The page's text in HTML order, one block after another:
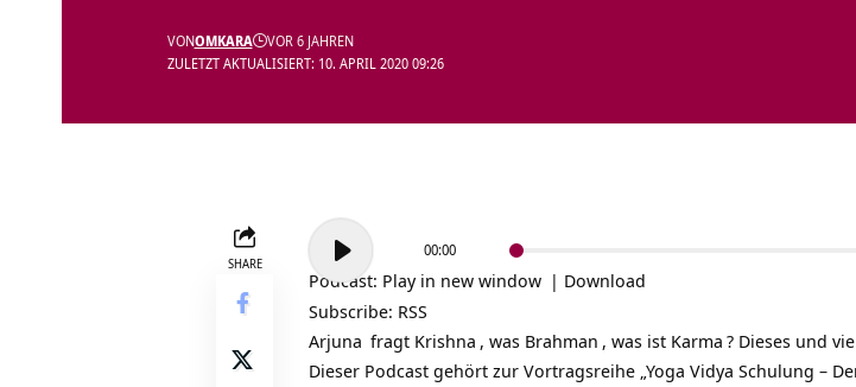
ZULETZT AKTUALISIERT: 10. APRIL 2020 09:26
VONOMKARA VOR 6 JAHREN
SHARE
Audio-
Player
00:00
Podcast: Play in new window | Download
Subscribe: RSS
Arjuna fragt Krishna , was Brahman , was ist Karma ? Dieses und
Dieser Podcast gehört zur Vortragsreihe „Yoga Vidya Schulung –